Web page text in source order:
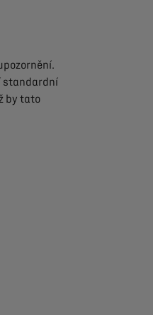
standardní
by tato